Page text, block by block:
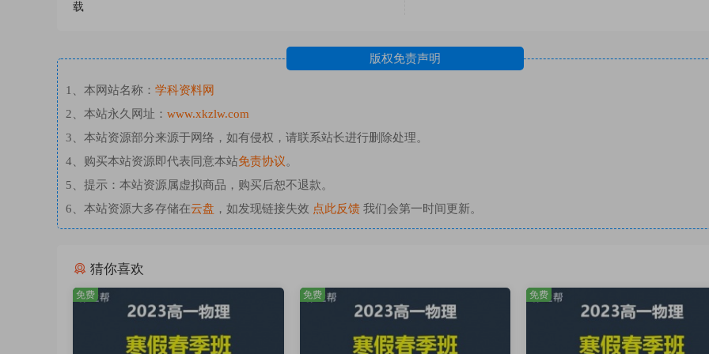
载
版权免责声明
1、本网站名称： 学科资料网
2、本站永久网址： www.xkzlw.com
3、本站资源部分来源于网络，如有侵权，请联系站长进行删除处理。
4、购买本站资源即代表同意本站免责协议。
5、提示：本站资源属虚拟商品，购买后恕不退款。
6、本站资源大多存储在云盘 ，如发现链接失效 点此反馈 我们会第一时间更新。
猜你喜欢
免费 免费 免费